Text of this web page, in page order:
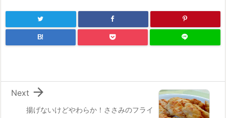
B!
揚げないけどやわらか！ささみのフライ

Next